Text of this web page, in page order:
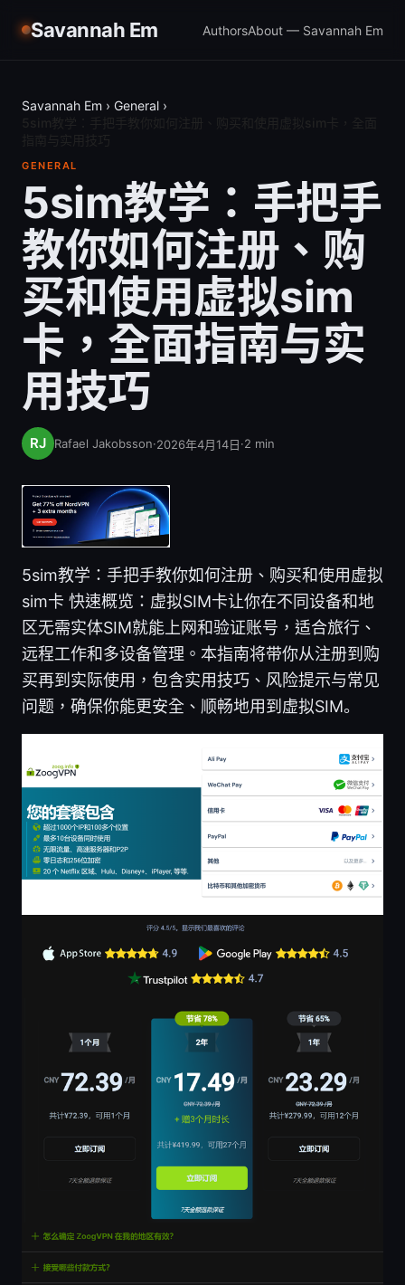
Savannah Em AuthorsAbout — Savannah Em
Savannah Em › General ›
GENERAL
5sim教学：手把手
教你如何注册、购
买和使用虚拟sim
卡，全面指南与实
用技巧
Rafael Jakobsson·2026年4月14日·2 min
5sim教学：手把手教你如何注册、购买和使用虚拟
sim卡 快速概览：虚拟SIM卡让你在不同设备和地
区无需实体SIM就能上网和验证账号，适合旅行、
远程工作和多设备管理。本指南将带你从注册到购
买再到实际使用，包含实用技巧、风险提示与常见
问题，确保你能更安全、顺畅地用到虚拟SIM。